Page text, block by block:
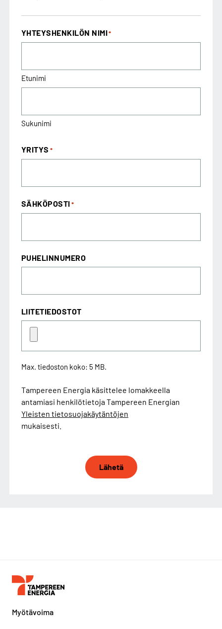
YHTEYSHENKILÖN NIMI*
Etunimi
Sukunimi
YRITYS *
SÄHKÖPOSTI*
PUHELINNUMERO
LIITETIEDOSTOT
Max. tiedoston koko: 5 MB.
Tampereen Energia käsittelee lomakkeella
antamiasi henkilötietoja Tampereen Energian
Yleisten tietosuojakäytäntöjen
mukaisesti.
Lähetä
Myötävoima